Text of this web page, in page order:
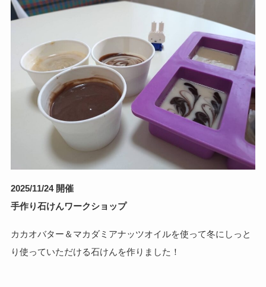
2025/11/24 開催
手作り石けんワークショップ
カカオバター＆マカダミアナッツオイルを使って冬にしっと
り使っていただける石けんを作りました！